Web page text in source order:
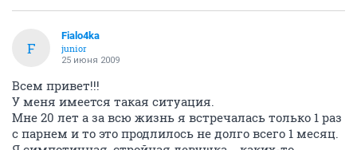
F
Fialo4ka
junior
25 июня 2009
Всем привет!!!
У меня имеется такая ситуация.
Мне 20 лет а за всю жизнь я встречалась только 1 раз
с парнем и то это продлилось не долго всего 1 месяц.